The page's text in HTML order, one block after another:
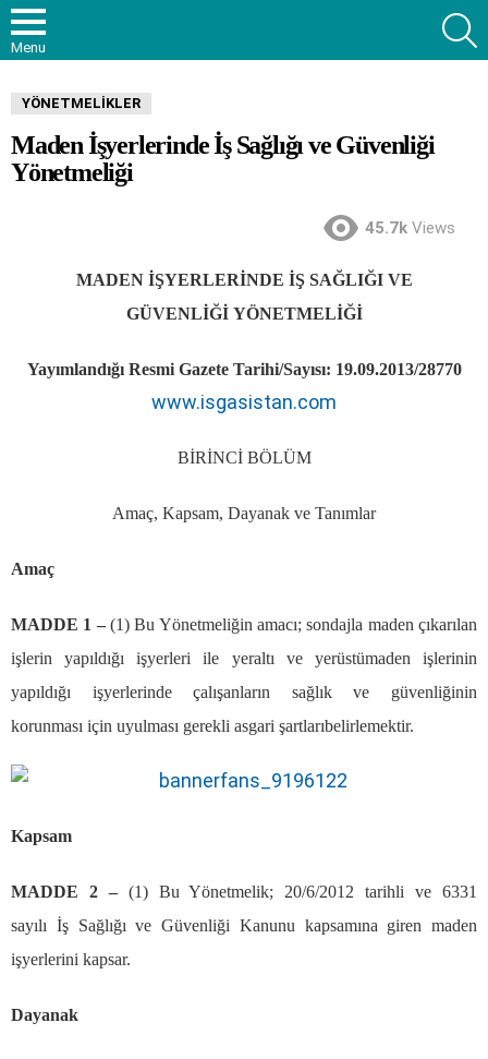
Menu
YÖNETMELIKLER
Maden İşyerlerinde İş Sağlığı ve Güvenliği
Yönetmeliği
45.7k Views
MADEN İŞYERLERİNDE İŞSAĞLIĞI VE
GÜVENLİĞİYÖNETMELİĞİ
Yayımlandığı Resmi Gazete Tarihi/Sayısı: 19.09.2013/28770
www.isgasistan.com
BİRİNCİBÖLÜM
Amaç, Kapsam, Dayanak ve Tanımlar
Amaç
MADDE 1 –(1) Bu Yönetmeliğin amacı; sondajla madençıkarılan
işlerin yapıldığı işyerleri ile yeraltı ve yerüstümaden işlerinin
yapıldığı işyerlerindeçalışanların sağlık ve güvenliğinin
korunması için uyulması gerekli asgari şartlarıbelirlemektir.
Kapsam
MADDE 2 –(1) Bu Yönetmelik; 20/6/2012 tarihli ve 6331
sayılı İşSağlığı ve Güvenliği Kanunu kapsamına giren maden
işyerlerini kapsar.
Dayanak